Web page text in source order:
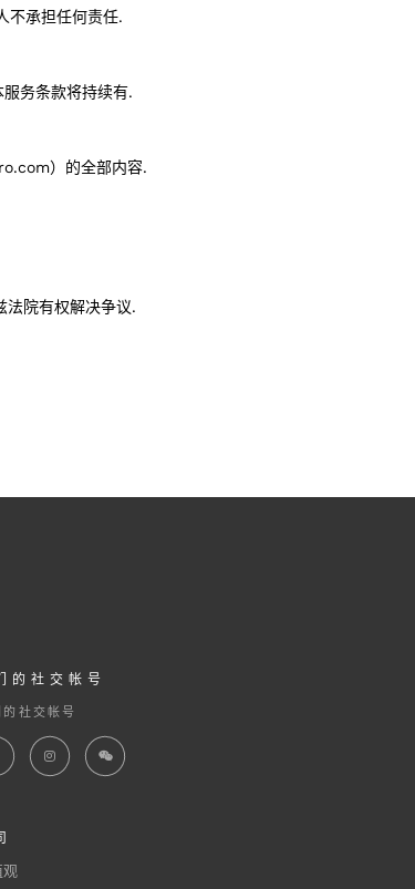
不承担任何责任.
务条款将持续有.
）的全部内容.
法院有权解决争议.
的社交帐号
的社交帐号
观